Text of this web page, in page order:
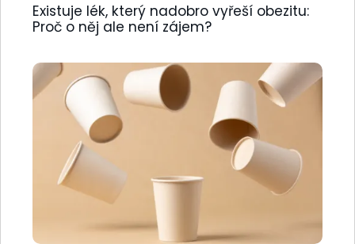
Existuje lék, který nadobro vyřeší obezitu:
Proč o něj ale není zájem?